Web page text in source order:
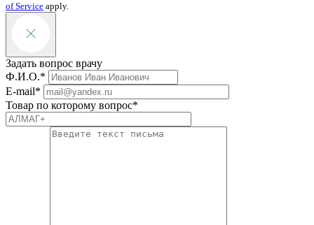
of Service apply.
Задать вопрос врачу
Ф.И.О.*
E-mail*
Товар по которому вопрос*